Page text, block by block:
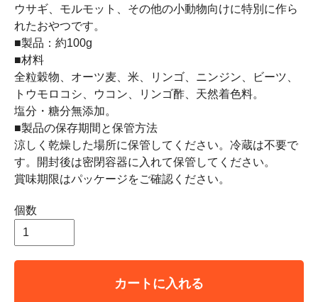
ウサギ、モルモット、その他の小動物向けに特別に作ら
れたおやつです。
■製品：約100g
■材料
全粒穀物、オーツ麦、米、リンゴ、ニンジン、ビーツ、
トウモロコシ、ウコン、リンゴ酢、天然着色料。
塩分・糖分無添加。
■製品の保存期間と保管方法
涼しく乾燥した場所に保管してください。冷蔵は不要で
す。開封後は密閉容器に入れて保管してください。
賞味期限はパッケージをご確認ください。
個数
カートに入れる